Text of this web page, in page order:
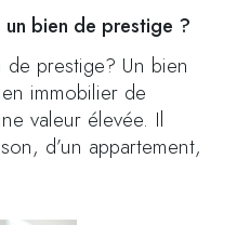
un bien de prestige ?
de prestige? Un bien
immobilier de
valeur élevée. Il
d’un appartement,